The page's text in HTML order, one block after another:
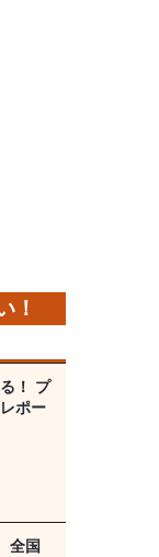
！ プ
ポー
国